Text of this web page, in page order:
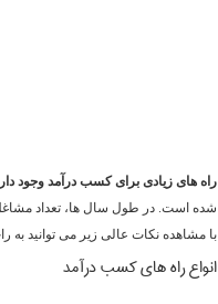
راه های زیادی برای کسب درآمد وجود
شده است. در طول سال ها، تعداد مشاغل
با مشاهده نکات عالی زیر می توانید به
انواع راه های کسب درآمد